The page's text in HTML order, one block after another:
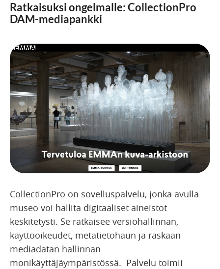
Ratkaisuksi ongelmalle: CollectionPro
DAM-mediapankki
CollectionPro on sovelluspalvelu, jonka avulla
museo voi hallita digitaaliset aineistot
keskitetysti. Se ratkaisee versiohallinnan,
käyttöoikeudet, metatietohaun ja raskaan
mediadatan hallinnan
monikäyttäjäympäristössä. Palvelu toimii